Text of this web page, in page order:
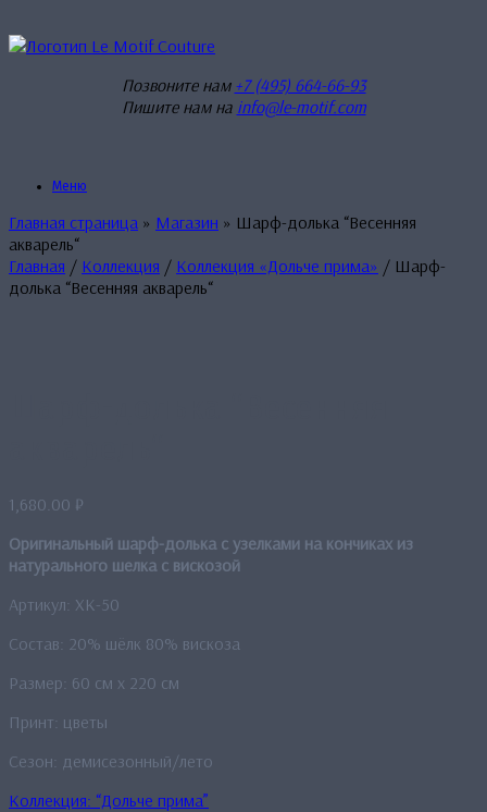
к
Позвоните нам +7 (495) 664-66-93
Пишите нам на info@le-motif.com
Меню
Главная страница » Магазин » Шарф-долька “Весенняя
акварель“
Главная / Коллекция / Коллекция «Дольче прима» / Шарф-
долька “Весенняя акварель“
1,680.00 ₽
Оригинальный шарф-долька с узелками на кончиках из
натурального шелка с вискозой
Артикул: XK-50
Состав: 20% шёлк 80% вискоза
Размер: 60 см x 220 см
Принт: цветы
Сезон: демисезонный/лето
Коллекция: “Дольче прима”